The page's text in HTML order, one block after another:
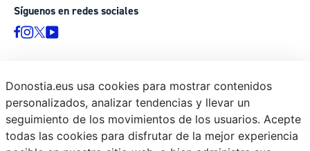
Síguenos en redes sociales
© Donostiako Udala - Ayuntamiento de Donostia / San Sebastián
Ijentea 1, 20003 Donostia / San Sebastián
Aviso legal
Donostia.eus usa cookies para mostrar contenidos
personalizados, analizar tendencias y llevar un
seguimiento de los movimientos de los usuarios. Acepte
todas las cookies para disfrutar de la mejor experiencia